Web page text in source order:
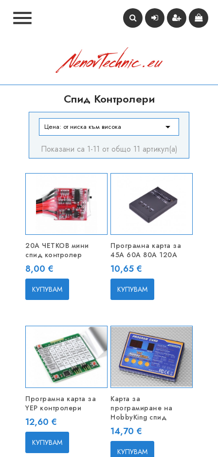

Спид Контролери
Цена: от ниска към висока 
Показани са 1-11 от общо 11 артикул(а)
20A ЧЕТКОВ мини
спид контролер
Цена
8,00 €
КУПУВАМ
Програмна карта за
45A 60A 80A 120A
Цена
10,65 €
КУПУВАМ
Програмна карта за
YEP контролери
Цена
12,60 €
КУПУВАМ
Карта за
програмиране на
HobbyKing спид
Цена
14,70 €
КУПУВАМ